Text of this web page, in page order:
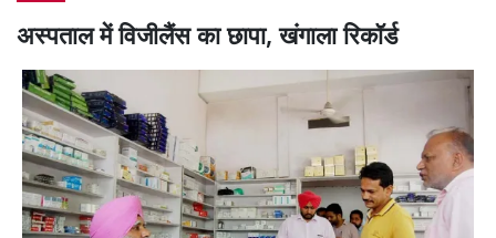
अस्पताल में विजीलैंस का छापा, खंगाला रिकॉर्ड